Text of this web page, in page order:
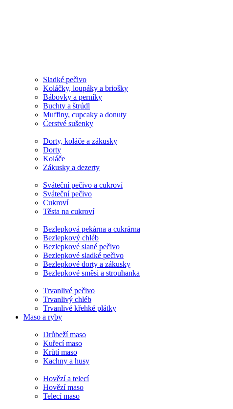
Sladké pečivo
Koláčky, loupáky a briošky
Bábovky a perníky
Buchty a štrúdl
Muffiny, cupcaky a donuty
Čerstvé sušenky
Dorty, koláče a zákusky
Dorty
Koláče
Zákusky a dezerty
Sváteční pečivo a cukroví
Sváteční pečivo
Cukroví
Těsta na cukroví
Bezlepková pekárna a cukrárna
Bezlepkový chléb
Bezlepkové slané pečivo
Bezlepkové sladké pečivo
Bezlepkové dorty a zákusky
Bezlepkové směsi a strouhanka
Trvanlivé pečivo
Trvanlivý chléb
Trvanlivé křehké plátky
Maso a ryby
Drůbeží maso
Kuřecí maso
Krůtí maso
Kachny a husy
Hovězí a telecí
Hovězí maso
Telecí maso